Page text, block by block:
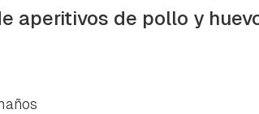
aperitivos de pollo y